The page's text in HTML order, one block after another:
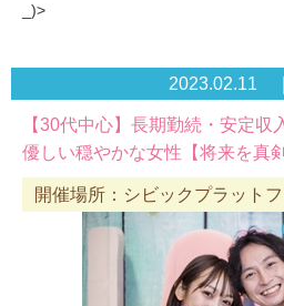
_)>
2023.02.11
【30代中心】長期勤続・安定
優しい穏やかな女性【将来を真
開催場所：シビックプラッ